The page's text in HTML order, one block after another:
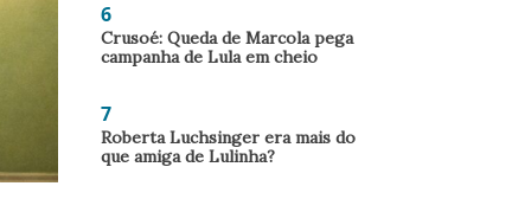
6
Crusoé: Queda de Marcola pega
campanha de Lula em cheio
7
Roberta Luchsinger era mais do
que amiga de Lulinha?